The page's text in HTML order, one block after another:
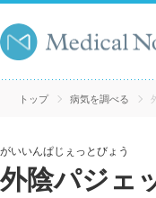
トップ 病気を調べる
がいいんぱじぇっとびょう
外陰パジェ